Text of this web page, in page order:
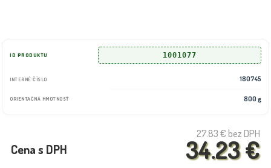
ID PRODUKTU 1001077
INTERNÉ ČÍSLO 180745
ORIENTAČNÁ HMOTNOSŤ 800 g
27.83 € bez DPH
34.23 €
Cena s DPH